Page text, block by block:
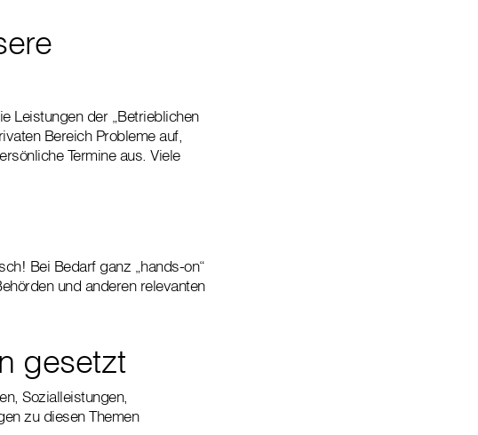
Leistungen der „Betrieblichen
Bereich Probleme auf,
Termine aus. Viele
Bei Bedarf ganz „hands-on“
und anderen relevanten
gesetzt
Sozialleistungen,
zu diesen Themen